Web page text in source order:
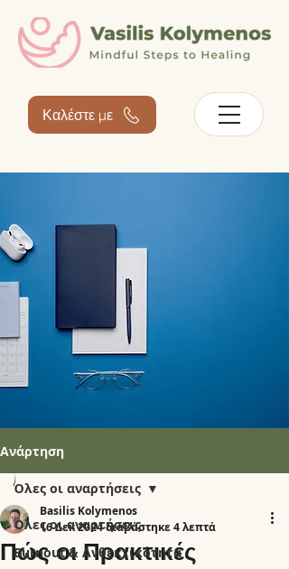
Καλέστε με
Ανάρτηση
Όλες οι αναρτήσεις
Burnout & Ανθεκτικότητα
Όλες οι αναρτήσεις
Πώς οι Πρακτικές
Basilis Kolymenos
16 Δεκ 2024διαβάστηκε 4 λεπτά